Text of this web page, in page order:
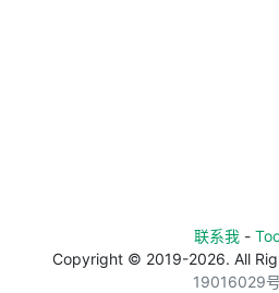
联系我 -
Copyright © 2019-2026. All
19016029